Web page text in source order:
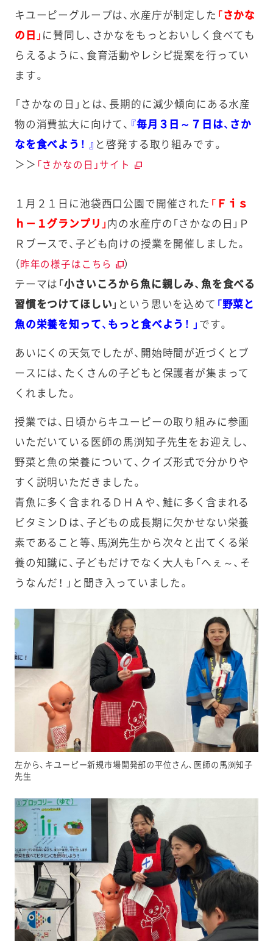
キユーピーグループは、水産庁が制定した 「さかな
の日」 に賛同し、さかなをもっとおいしく食べても
らえるように、食育活動やレシピ提案を行ってい
ます。
「さかなの日」とは、長期的に減少傾向にある水産
物の消費拡大に向けて、 『毎月３日～７日は、さか
なを食べよう！ 』 と啓発する取り組みです。
＞＞ 「さかなの日」サイト
１月２１日に池袋西口公園で開催された 「Ｆｉｓ
ｈ－１グランプリ」 内の水産庁の「さかなの日」Ｐ
Ｒブースで、子ども向けの授業を開催しました。
（昨年の様子はこちら
）
テーマは 「小さいころから魚に親しみ、魚を食べる
習慣をつけてほしい」 という思いを込めて 「野菜と
魚の栄養を知って、もっと食べよう！ 」 です。
あいにくの天気でしたが、開始時間が近づくとブ
ースには、たくさんの子どもと保護者が集まって
くれました。
授業では、日頃からキユーピーの取り組みに参画
いただいている医師の馬渕知子先生をお迎えし、
野菜と魚の栄養について、クイズ形式で分かりや
すく説明いただきました。
青魚に多く含まれるＤＨＡや、鮭に多く含まれる
ビタミンＤは、子どもの成長期に欠かせない栄養
素であること等、馬渕先生から次々と出てくる栄
養の知識に、子どもだけでなく大人も「へぇ～、そ
うなんだ！ 」と聞き入っていました。
左から、キユーピー新規市場開発部の平位さん、医師の馬渕知子
先生